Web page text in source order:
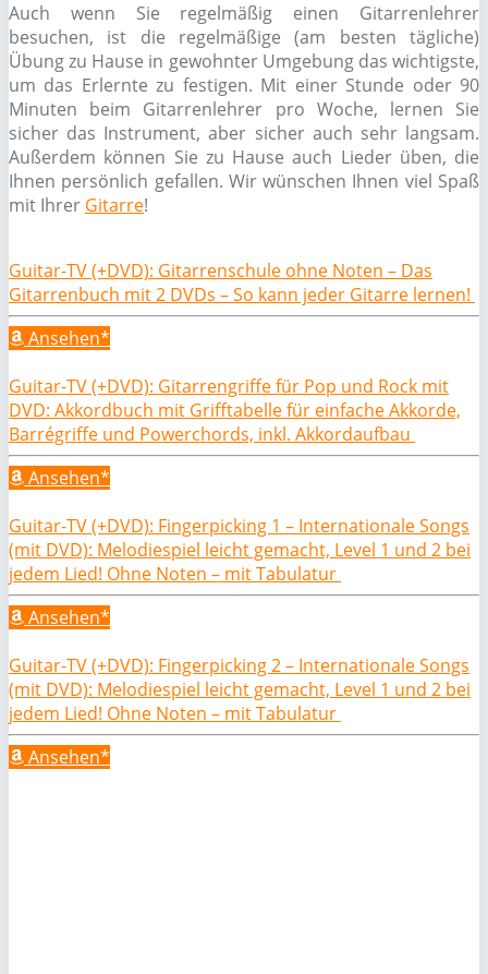
Auch wenn Sie regelmäßig einen Gitarrenlehrer
besuchen, ist die regelmäßige (am besten tägliche)
Übung zu Hause in gewohnter Umgebung das wichtigste,
um das Erlernte zu festigen. Mit einer Stunde oder 90
Minuten beim Gitarrenlehrer pro Woche, lernen Sie
sicher das Instrument, aber sicher auch sehr langsam.
Außerdem können Sie zu Hause auch Lieder üben, die
Ihnen persönlich gefallen. Wir wünschen Ihnen viel Spaß
mit Ihrer Gitarre!
Guitar-TV (+DVD): Gitarrenschule ohne Noten – Das
Gitarrenbuch mit 2 DVDs – So kann jeder Gitarre lernen!
Ansehen*
Guitar-TV (+DVD): Gitarrengriffe für Pop und Rock mit
DVD: Akkordbuch mit Grifftabelle für einfache Akkorde,
Barrégriffe und Powerchords, inkl. Akkordaufbau
Ansehen*
Guitar-TV (+DVD): Fingerpicking 1 – Internationale Songs
(mit DVD): Melodiespiel leicht gemacht, Level 1 und 2 bei
jedem Lied! Ohne Noten – mit Tabulatur
Ansehen*
Guitar-TV (+DVD): Fingerpicking 2 – Internationale Songs
(mit DVD): Melodiespiel leicht gemacht, Level 1 und 2 bei
jedem Lied! Ohne Noten – mit Tabulatur
Ansehen*